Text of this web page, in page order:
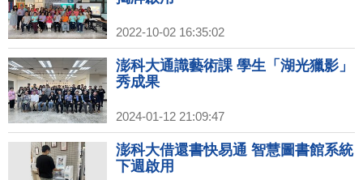
2022-10-02 16:35:02
澎科大通識藝術課 學生「湖光獵影」
秀成果
2024-01-12 21:09:47
澎科大借還書快易通 智慧圖書館系統
下週啟用